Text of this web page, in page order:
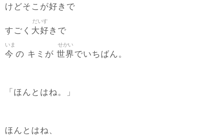
けどそこが好きで
すごく 大好
だいす
きで
今
いま
の キミが 世界
せかい
でいちばん。
「ほんとはね。」
ほんとはね、